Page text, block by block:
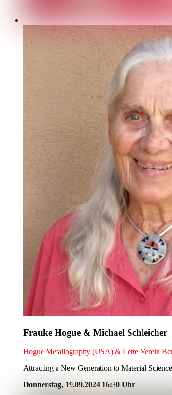
Frauke Hogue & Michael Schleicher
Hogue Metallography (USA) & Lette Verein
Attracting a New Generation to Material
Donnerstag, 19.09.2024 16:30 Uhr